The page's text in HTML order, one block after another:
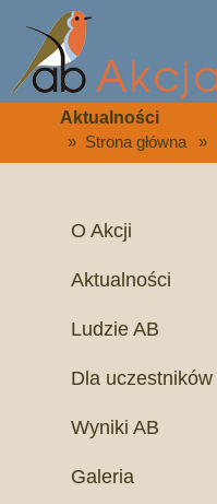
Aktualności
» Strona główna »
O Akcji
Aktualności
Ludzie AB
Dla uczestników
Wyniki AB
Galeria